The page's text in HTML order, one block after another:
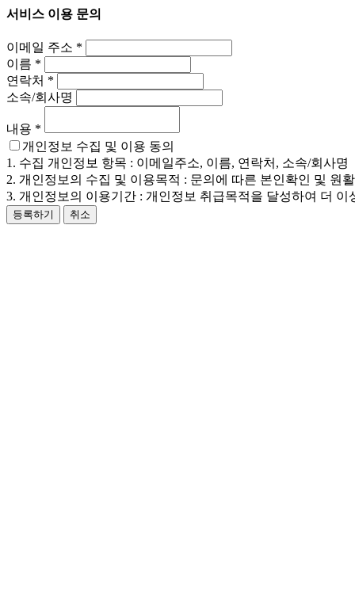
서비스 이용 문의
이메일 주소 *
이름 *
연락처 *
소속/회사명
내용 *
개인정보 수집 및 이용 동의
1. 수집 개인정보 항목 : 이메일주소, 이름, 연락처, 소속/회사명
2. 개인정보의 수집 및 이용목적 : 문의에 따른 본인확인 및 원
3. 개인정보의 이용기간 : 개인정보 취급목적을 달성하여 더
등록하기 취소